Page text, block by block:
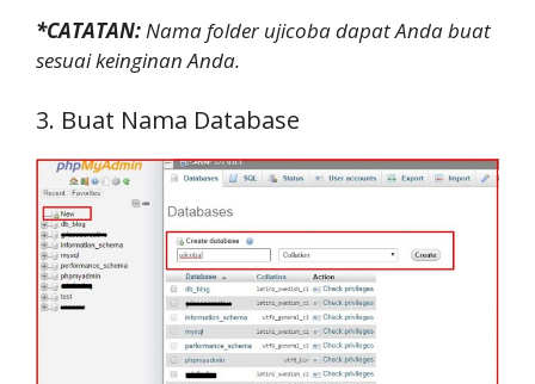
*CATATAN:Nama folder ujicoba dapat Anda buat
sesuai keinginan Anda.
3. Buat Nama Database